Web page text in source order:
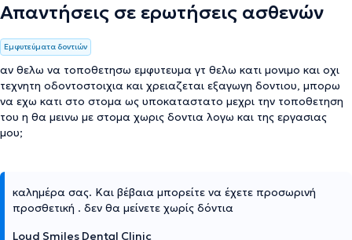
Απαντήσεις σε ερωτήσεις ασθενών
Εμφυτεύματα δοντιών
αν θελω να τοποθετησω εμφυτευμα γτ θελω κατι μονιμο και οχι
τεχνητη οδοντοστοιχια και χρειαζεται εξαγωγη δοντιου, μπορω
να εχω κατι στο στομα ως υποκαταστατο μεχρι την τοποθετηση
του η θα μεινω με στομα χωρις δοντια λογω και της εργασιας
μου;
καλημέρα σας. Και βέβαια μπορείτε να έχετε προσωρινή
προσθετική . δεν θα μείνετε χωρίς δόντια
Loud Smiles Dental Clinic